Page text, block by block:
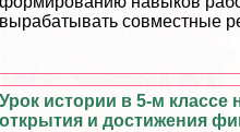
выpaбатывать совместные
Урок истории в 5-м
открытия и достижения